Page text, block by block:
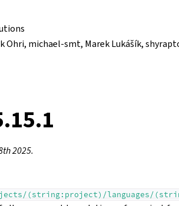
Ohri, michael-smt, Marek Lukášík,
2025.
(string:project)/languages/